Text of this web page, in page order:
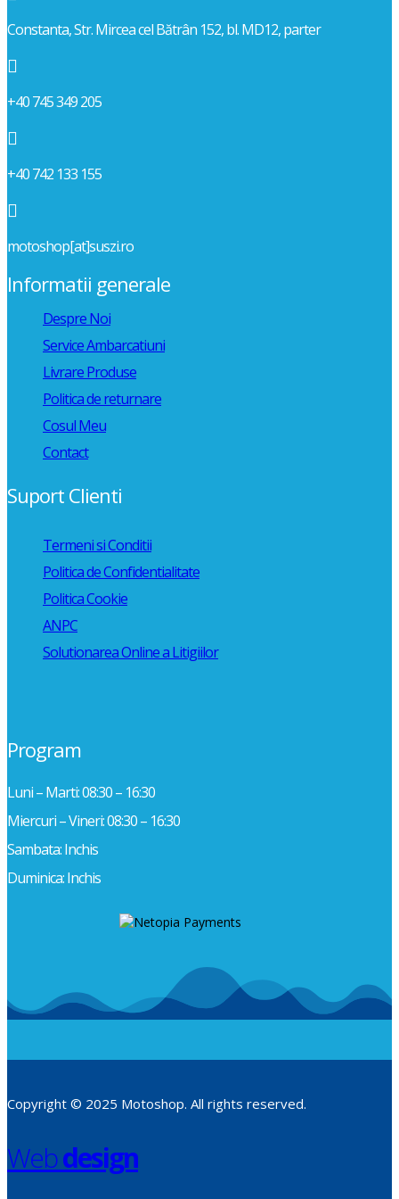
Constanta, Str. Mircea cel Bătrân 152, bl. MD12, parter

+40 745 349 205

+40 742 133 155

motoshop[at]suszi.ro
Informatii generale
Despre Noi
Service Ambarcatiuni
Livrare Produse
Politica de returnare
Cosul Meu
Contact
Suport Clienti
Termeni si Conditii
Politica de Confidentialitate
Politica Cookie
ANPC
Solutionarea Online a Litigiilor
Program
Luni – Marti: 08:30 – 16:30
Miercuri – Vineri: 08:30 – 16:30
Sambata: Inchis
Duminica: Inchis
Copyright © 2025 Motoshop. All rights reserved.
Webdesign